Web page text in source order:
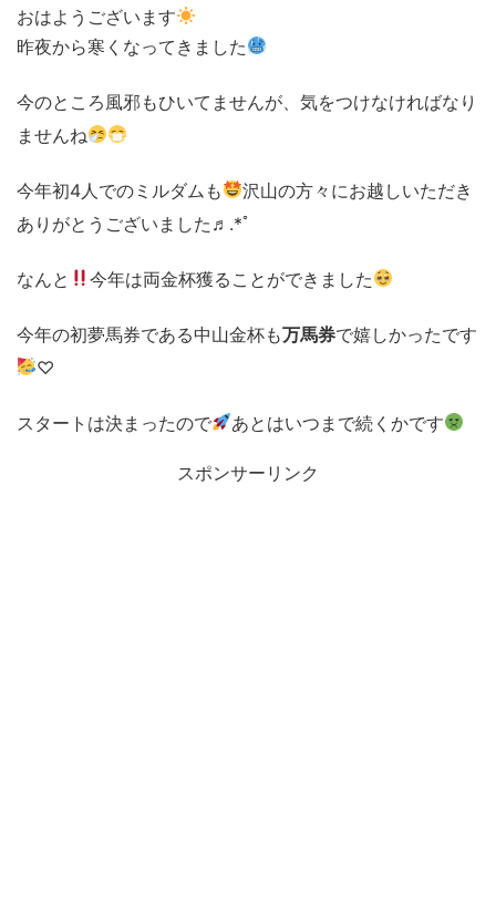
おはようございます
昨夜から寒くなってきました
今のところ風邪もひいてませんが、気をつけなければなり
ませんね
今年初4人でのミルダムも
沢山の方々にお越しいただき
ありがとうございました♬.*ﾟ
なんと 今年は両金杯獲ることができました
今年の初夢馬券である中山金杯も万馬券で嬉しかったです
♡
スタートは決まったので あとはいつまで続くかです
スポンサーリンク